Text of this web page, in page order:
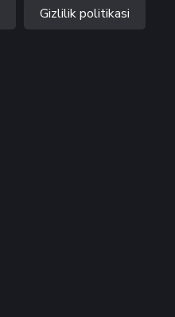
Gizlilik politikasi